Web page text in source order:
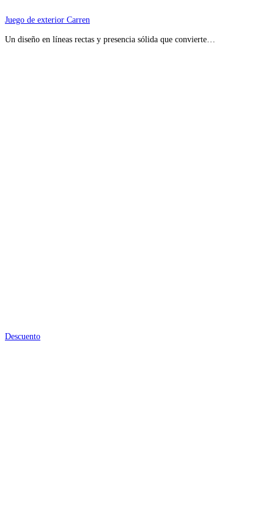
Juego de exterior Carren
Un diseño en líneas rectas y presencia sólida que convierte…
Descuento